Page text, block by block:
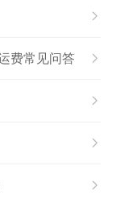
费常见问答